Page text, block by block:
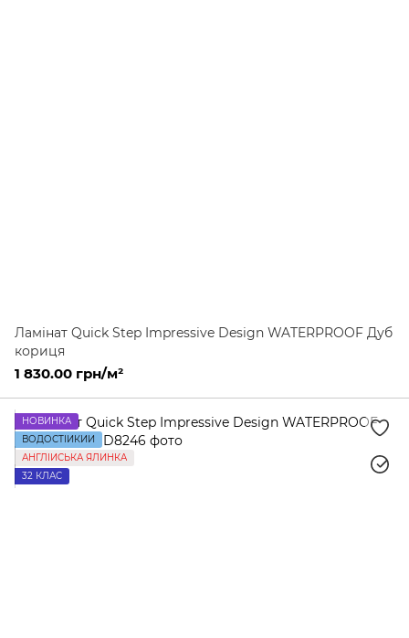
Ламінат Quick Step Impressive Design WATERPROOF Дуб
кориця
1 830.00 грн/м²
НОВИНКА
ВОДОСТІЙКИЙ
АНГЛІЙСЬКА ЯЛИНКА
32 КЛАС